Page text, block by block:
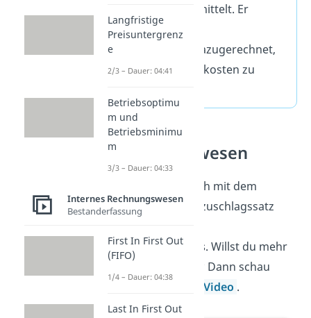
Prozentwert ermittelt. Er
wirdauf den
dazugerechnet,
um so die Selbstkosten zu
Rechnungswesen
Jetzt kennst du dich mit dem
Handlungskostenzuschlagssatz
Rechnungswesens. Willst du mehr
darüber erfahren? Dann schau
Video .
Langfristige
Preisuntergrenz
e
2/3 – Dauer: 04:41
Betriebsoptimu
m und
Betriebsminimu
m
3/3 – Dauer: 04:33
Internes Rechnungswesen
Bestanderfassung
First In First Out
(FIFO)
1/4 – Dauer: 04:38
Last In First Out